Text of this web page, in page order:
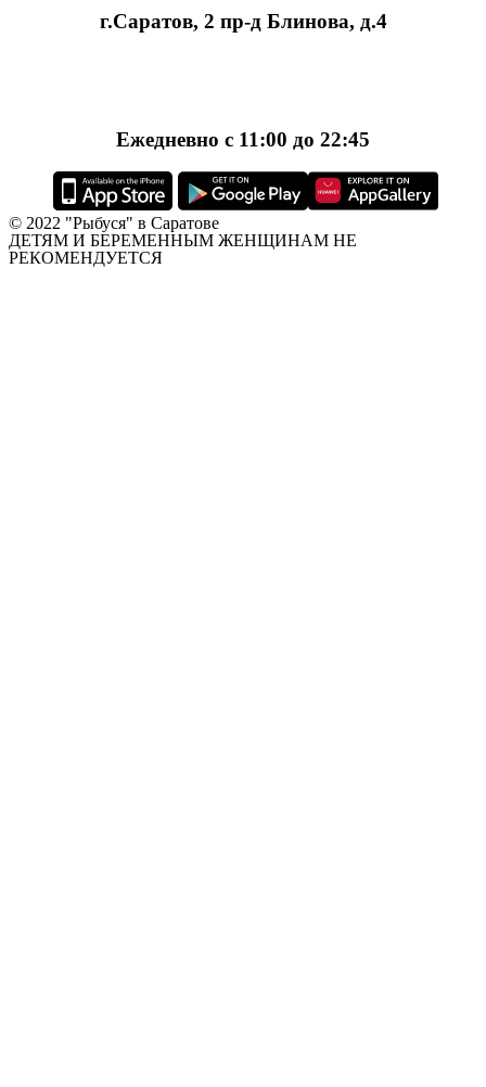
г.Саратов, 2 пр-д Блинова, д.4
Ежедневно с 11:00 до 22:45
© 2022 "Рыбуся" в Саратове
ДЕТЯМ И БЕРЕМЕННЫМ ЖЕНЩИНАМ НЕ
РЕКОМЕНДУЕТСЯ